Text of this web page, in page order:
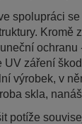
spolupráci
Kromě
UV záření
výrobek, v
skla,
potíže